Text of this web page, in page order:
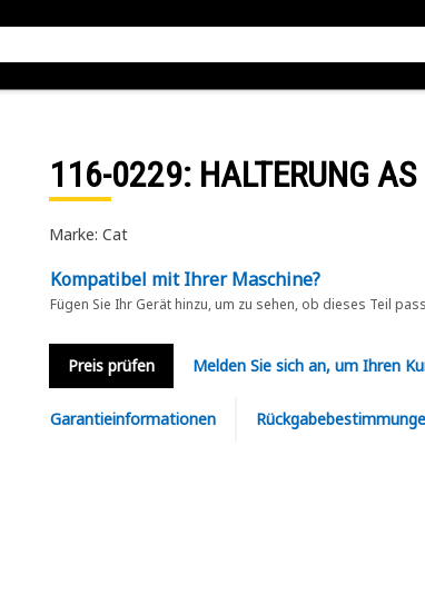
116-0229: HALTERUNG AS
Marke: Cat
Kompatibel mit Ihrer Maschine?
Fügen Sie Ihr Gerät hinzu, um zu sehen, ob dieses Teil
Preis prüfen Melden Sie sich an, um Ihren
Garantieinformationen